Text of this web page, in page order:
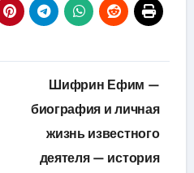
Шифрин Ефим —
биография и личная
жизнь известного
деятеля — история